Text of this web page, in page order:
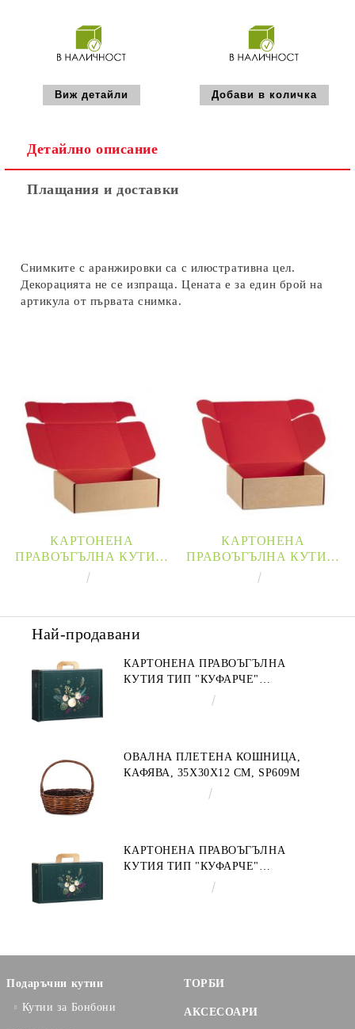
Виж детайли
Детайлно описание
Плащания и доставки
Снимките с аранжировки са с илюстративна цел.
Декорацията не се изпраща. Цената е за един брой на
артикула от първата снимка.
КАРТОНЕНА
ПРАВОЪГЪЛНА КУТИЯ,
КРАФТ И ЧЕРВЕНО,
КАРТОНЕНА
ПРАВОЪГЪЛНА КУТИЯ,
КРАФТ И ЧЕРВЕНО,
Най-продавани
КАРТОНЕНА ПРАВОЪГЪЛНА
КУТИЯ ТИП "КУФАРЧЕ"
ENCHANTED NATURE, ЗЕЛЕНО/
ОВАЛНА ПЛЕТЕНА КОШНИЦА,
КАФЯВА, 35X30X12 СМ, SP609M
КАРТОНЕНА ПРАВОЪГЪЛНА
КУТИЯ ТИП "КУФАРЧЕ"
ENCHANTED NATURE, ЗЕЛЕНО/
Подаръчни кутии
Кутии за Бонбони
ТОРБИ
АКСЕСОАРИ